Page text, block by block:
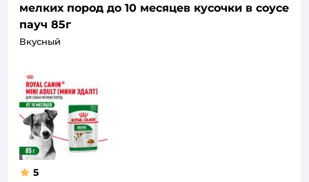
мелких пород до 10 месяцев кусочки в соусе
пауч 85г
Вкусный
5